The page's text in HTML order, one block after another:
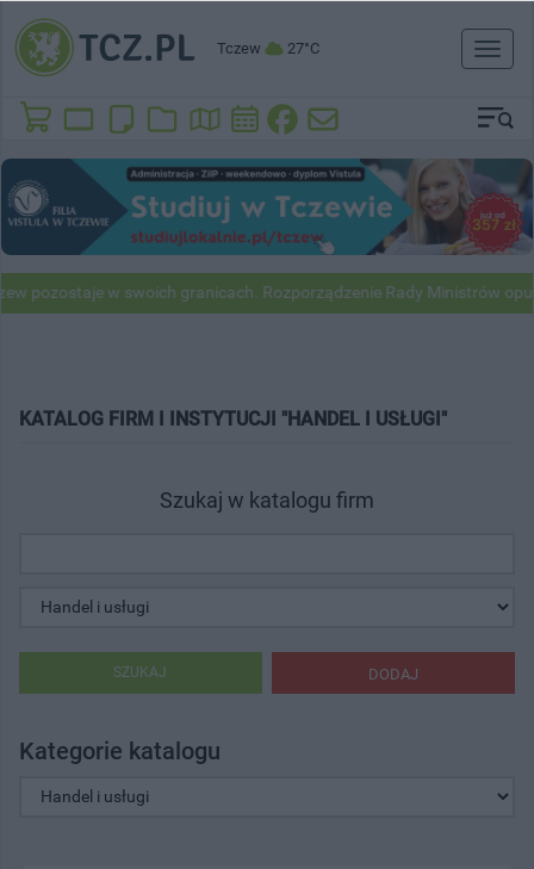
Tczew 27°C
Toggle
pozostaje w swoich granicach. Rozporządzenie Rady Ministrów
KATALOG FIRM I INSTYTUCJI "HANDEL I USŁUGI"
Szukaj w katalogu firm
DODAJ
SZUKAJ
Kategorie katalogu